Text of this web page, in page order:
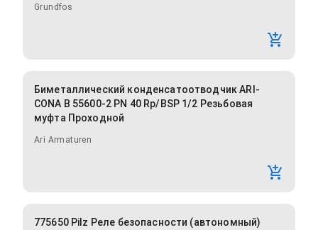
Grundfos
Биметаллический конденсатоотводчик ARI-
CONA B 55600-2 PN 40 Rp/BSP 1/2 Резьбовая
муфта Проходной
Ari Armaturen
775650 Pilz Реле безопасности (автономный)